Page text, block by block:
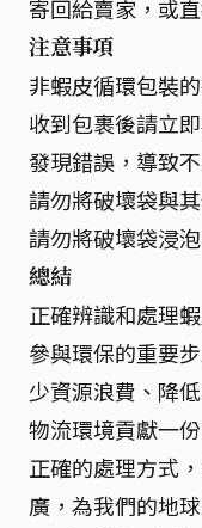
寄回給賣家，或
注意事項
非蝦皮循環包裝
收到包裹後請立
發現錯誤，導致
請勿將破壞袋與
請勿將破壞袋浸
總結
正確辨識和處理
參與環保的重要
少資源浪費、降
物流環境貢獻一
正確的處理方式
廣，為我們的地